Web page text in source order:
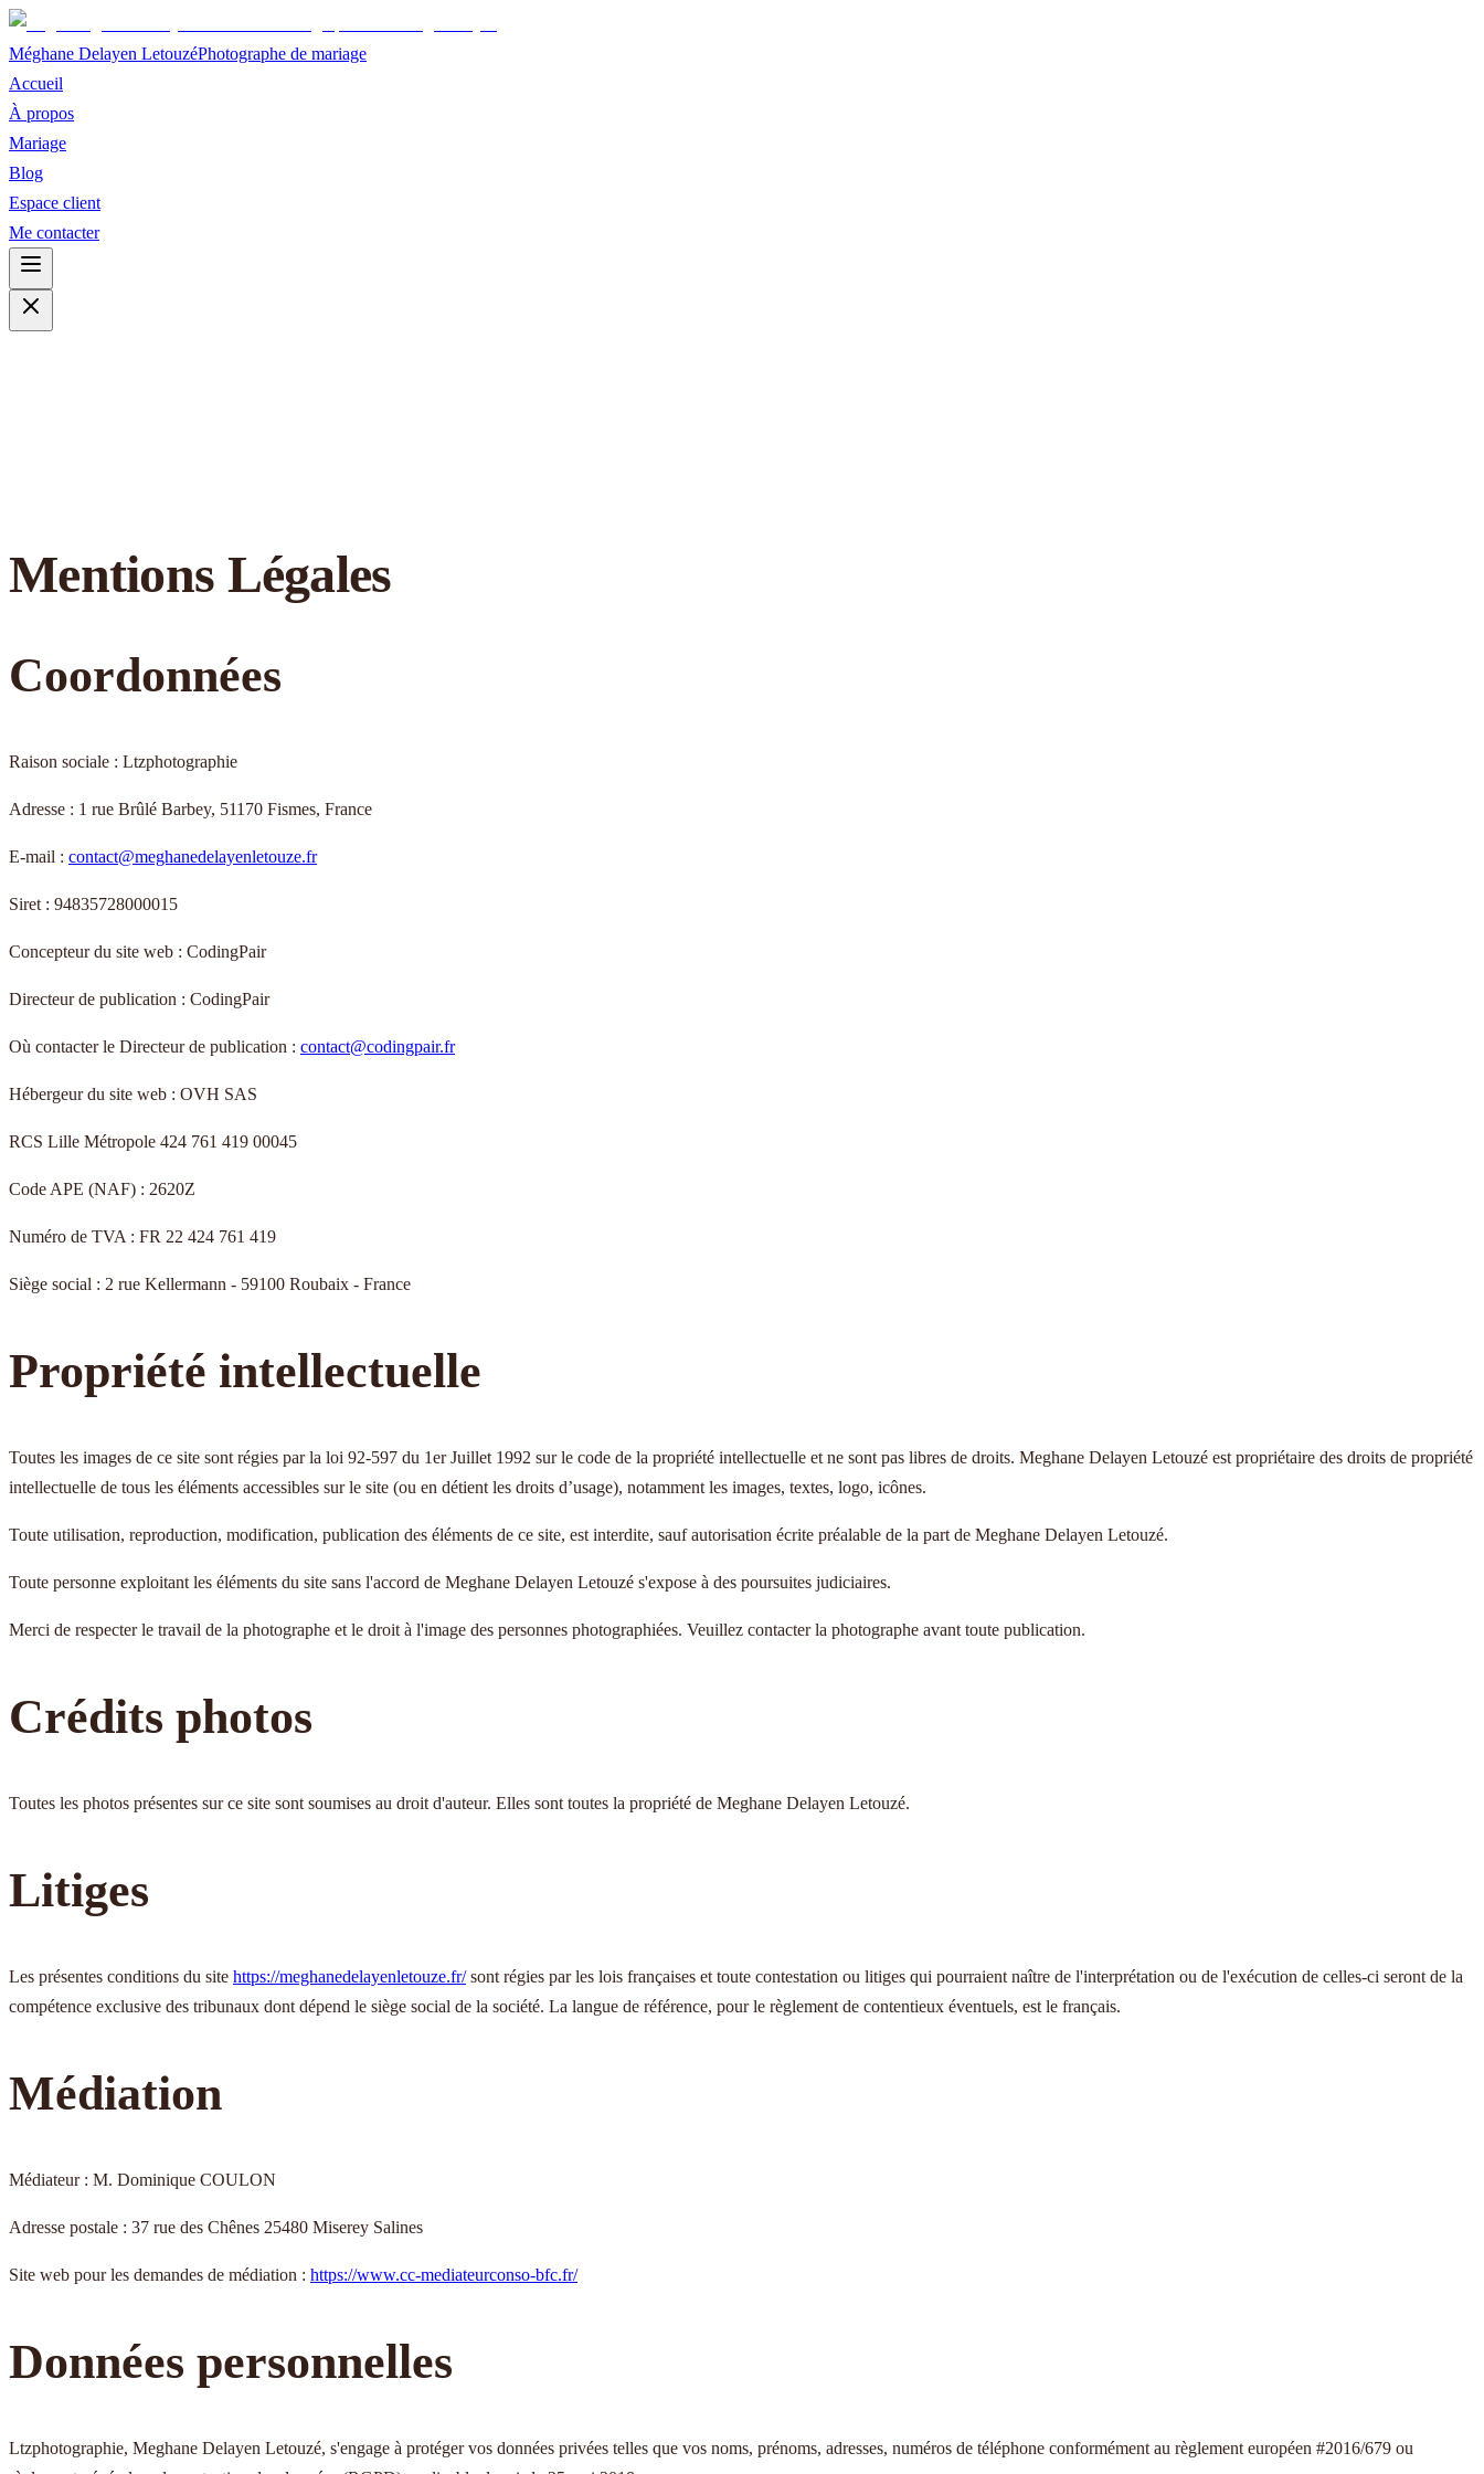
Méghane Delayen LetouzéPhotographe de mariage
Accueil
À propos
Mariage
Blog
Espace client
Me contacter
Mentions Légales
Coordonnées
Raison sociale : Ltzphotographie
Adresse : 1 rue Brûlé Barbey, 51170 Fismes, France
E-mail : contact@meghanedelayenletouze.fr
Siret : 94835728000015
Concepteur du site web : CodingPair
Directeur de publication : CodingPair
Où contacter le Directeur de publication : contact@codingpair.fr
Hébergeur du site web : OVH SAS
RCS Lille Métropole 424 761 419 00045
Code APE (NAF) : 2620Z
Numéro de TVA : FR 22 424 761 419
Siège social : 2 rue Kellermann - 59100 Roubaix - France
Propriété intellectuelle
Toutes les images de ce site sont régies par la loi 92-597 du 1er Juillet 1992 sur le code de la propriété intellectuelle et ne sont pas libres de droits. Meghane Delayen Letouzé est propriétaire des droits de propriété
intellectuelle de tous les éléments accessibles sur le site (ou en détient les droits d’usage), notamment les images, textes, logo, icônes.
Toute utilisation, reproduction, modification, publication des éléments de ce site, est interdite, sauf autorisation écrite préalable de la part de Meghane Delayen Letouzé.
Toute personne exploitant les éléments du site sans l'accord de Meghane Delayen Letouzé s'expose à des poursuites judiciaires.
Merci de respecter le travail de la photographe et le droit à l'image des personnes photographiées. Veuillez contacter la photographe avant toute publication.
Crédits photos
Toutes les photos présentes sur ce site sont soumises au droit d'auteur. Elles sont toutes la propriété de Meghane Delayen Letouzé.
Litiges
Les présentes conditions du site https://meghanedelayenletouze.fr/ sont régies par les lois françaises et toute contestation ou litiges qui pourraient naître de l'interprétation ou de l'exécution de celles-ci seront de la
compétence exclusive des tribunaux dont dépend le siège social de la société. La langue de référence, pour le règlement de contentieux éventuels, est le français.
Médiation
Médiateur : M. Dominique COULON
Adresse postale : 37 rue des Chênes 25480 Miserey Salines
Site web pour les demandes de médiation : https://www.cc-mediateurconso-bfc.fr/
Données personnelles
Ltzphotographie, Meghane Delayen Letouzé, s'engage à protéger vos données privées telles que vos noms, prénoms, adresses, numéros de téléphone conformément au règlement européen #2016/679 ou